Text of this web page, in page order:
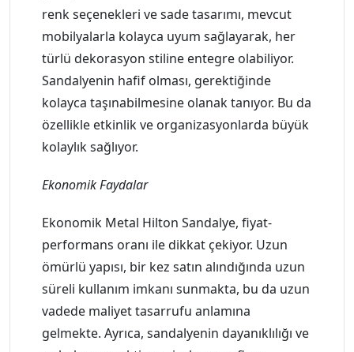
renk seçenekleri ve sade tasarımı, mevcut
mobilyalarla kolayca uyum sağlayarak, her
türlü dekorasyon stiline entegre olabiliyor.
Sandalyenin hafif olması, gerektiğinde
kolayca taşınabilmesine olanak tanıyor. Bu da
özellikle etkinlik ve organizasyonlarda büyük
kolaylık sağlıyor.
Ekonomik Faydalar
Ekonomik Metal Hilton Sandalye, fiyat-
performans oranı ile dikkat çekiyor. Uzun
ömürlü yapısı, bir kez satın alındığında uzun
süreli kullanım imkanı sunmakta, bu da uzun
vadede maliyet tasarrufu anlamına
gelmekte. Ayrıca, sandalyenin dayanıklılığı ve